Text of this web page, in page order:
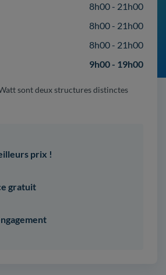
8h00 - 21h00
8h00 - 21h00
8h00 - 21h00
9h00 - 19h00
sont deux structures distinctes
prix !
gratuit